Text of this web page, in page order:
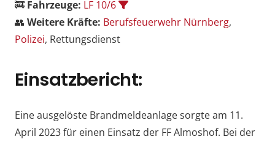
🚒 Fahrzeuge: LF 10/6
👥 Weitere Kräfte: Berufsfeuerwehr Nürnberg,
Polizei, Rettungsdienst
Einsatzbericht:
Eine ausgelöste Brandmeldeanlage sorgte am 11.
April 2023 für einen Einsatz der FF Almoshof. Bei der